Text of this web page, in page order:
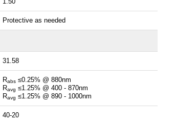
Protective as needed
31.58
Rabs ≤0.25% @ 880nm
Ravg ≤1.25% @ 400 - 870nm
Ravg ≤1.25% @ 890 - 1000nm
40-20